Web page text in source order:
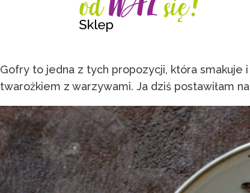
Gofry to jedna z tych propozycji, która smakuje
twarożkiem z warzywami. Ja dziś postawiłam